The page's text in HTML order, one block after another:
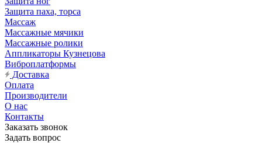
Защита паха, торса
Массаж
Массажные мячики
Массажные ролики
Аппликаторы Кузнецова
Виброплатформы
Доставка
Оплата
Производители
О нас
Контакты
Заказать звонок
Задать вопрос